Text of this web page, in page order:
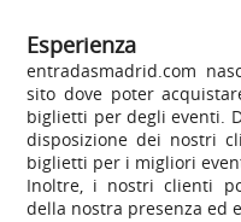
Esperienza
entradasmadrid.com
sito dove poter
biglietti per degli eventi.
disposizione dei nostri
biglietti per i migliori
Inoltre, i nostri clienti
della nostra presenza ed